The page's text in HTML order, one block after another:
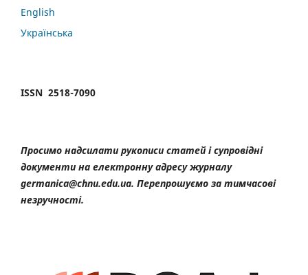
English
Українська
ISSN 2518-7090
Просимо надсилати рукописи статей і супровідні
документи на електронну адресу журналу
germanica@chnu.edu.ua. Перепрошуємо за тимчасові
незручності.